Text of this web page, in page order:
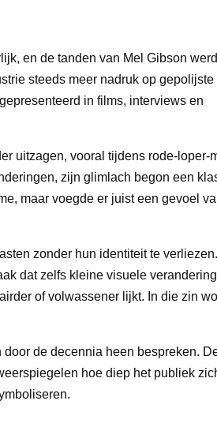
en de tanden van Mel Gibson
steeds meer nadruk op
in films, interviews en
uitzagen, vooral tijdens rode-loper-
zijn glimlach begon een
maar voegde er juist een gevoel
zonder hun identiteit te
dat zelfs kleine visuele
of volwassener lijkt. In die zin
de decennia heen bespreken.
hoe diep het publiek